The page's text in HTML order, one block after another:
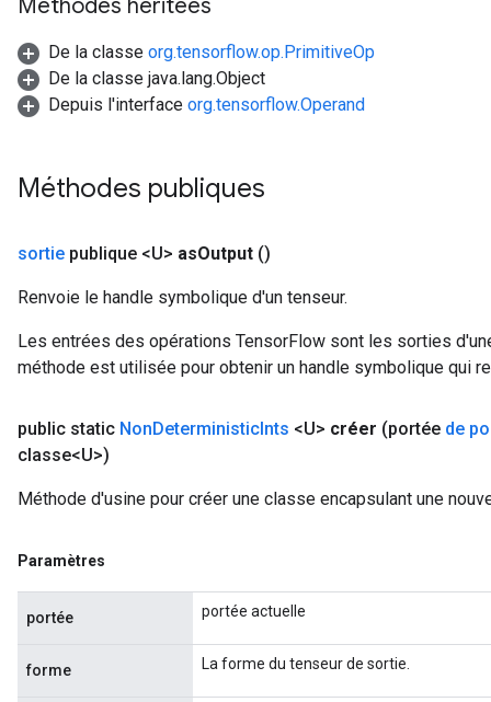
Méthodes héritées
De la classe org.tensorflow.op.PrimitiveOp
De la classe java.lang.Object
Depuis l'interface org.tensorflow.Operand
Méthodes publiques
sortie publique <U> asOutput ()
Renvoie le handle symbolique d'un tenseur.
Les entrées des opérations TensorFlow sont les sorties
méthode est utilisée pour obtenir un handle symbolique qui
public static NonDeterministicInts <U> créer (portée de
classe<U>)
Méthode d'usine pour créer une classe encapsulant une
Paramètres
portée portée actuelle
forme La forme du tenseur de sortie.